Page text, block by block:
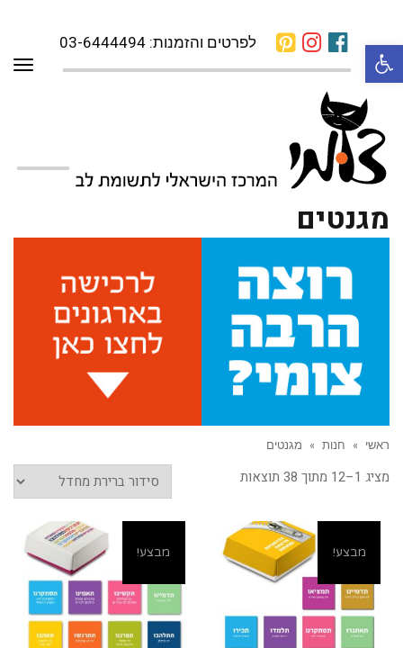
פתח סרגל נגישות לפרטים והזמנות: 03-6444494
מגנטים
ראשי » חנות » מגנטים
מציג 1–12 מתוך 38 תוצאות
מבצע! מבצע!